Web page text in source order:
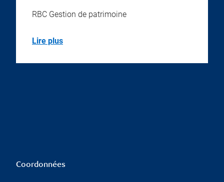
RBC Gestion de patrimoine
Lire plus
Coordonnées